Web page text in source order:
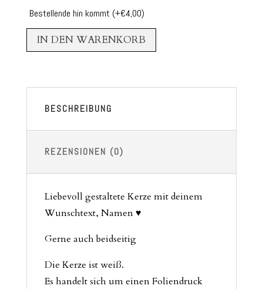
Bestellende hin kommt (+€4,00)
IN DEN WARENKORB
BESCHREIBUNG
REZENSIONEN (0)
Liebevoll gestaltete Kerze mit deinem
Wunschtext, Namen ♥
Gerne auch beidseitig
Die Kerze ist weiß.
Es handelt sich um einen Foliendruck